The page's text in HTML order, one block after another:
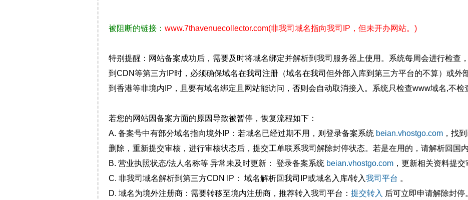
被阻断的链接： www.7thavenuecollector.com(非我司域名指向我司IP，但未开办网站。)
特别提醒：网站备案成功后，需要及时将域名绑定并解析到我司服务器上使用。系统每周会进行检查
到CDN等第三方IP时，必须确保域名在我司注册（域名在我司但外部入库到第三方平台的不算）或外
到香港等非境内IP，且要有域名绑定且网站能访问，否则会自动取消接入。系统只检查www域名,不检
若您的网站因备案方面的原因导致被暂停，恢复流程如下：
A. 备案号中有部分域名指向境外IP：若域名已经过期不用，则登录备案系统 beian.vhostgo.com ，找
删除，重新提交审核，进行审核状态后，提交工单联系我司解除封停状态。若是在用的，请解析回国内
B. 营业执照状态/法人名称等 异常未及时更新： 登录备案系统 beian.vhostgo.com ，更新相关资料提
C. 非我司域名解析到第三方CDN IP： 域名解析回我司IP或域名入库/转入我司平台 。
D. 域名为境外注册商：需要转移至境内注册商，推荐转入我司平台： 提交转入 后可立即申请解除封停